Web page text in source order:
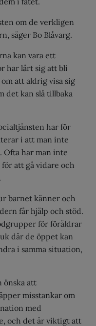
om de verkligen
säger Bo Blåvarg.
kan vara ett
har lärt sig att bli
att aldrig visa sig
det kan slå tillbaka
har för
i att man inte
Ofta har man inte
att gå vidare och
barnet känner och
får hjälp och stöd.
för föräldrar
där de öppet kan
i samma situation,
önska att
misstankar om
med
och det är viktigt att